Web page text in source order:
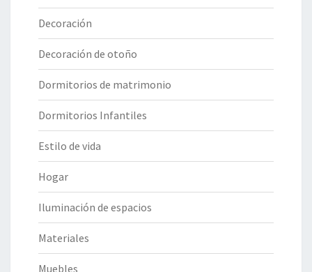
Decoración
Decoración de otoño
Dormitorios de matrimonio
Dormitorios Infantiles
Estilo de vida
Hogar
Iluminación de espacios
Materiales
Muebles